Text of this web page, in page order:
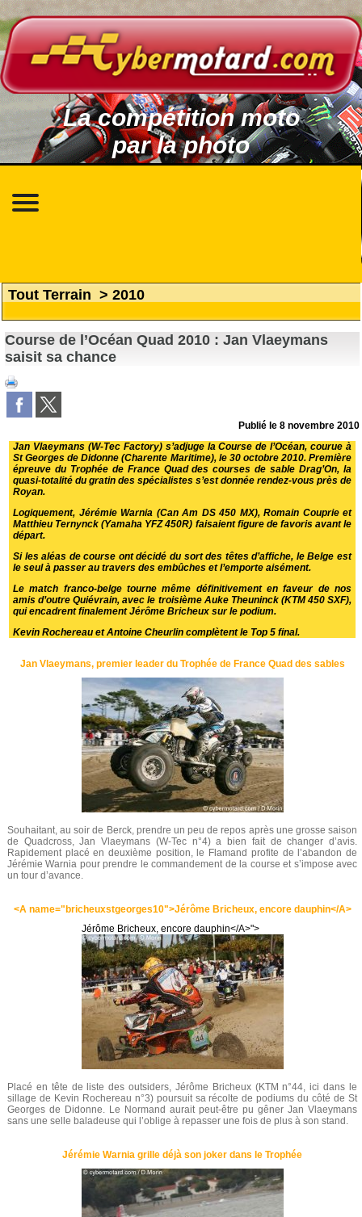
La compétition moto
par la photo
Tout Terrain > 2010
Course de l’Océan Quad 2010 : Jan Vlaeymans
saisit sa chance
Publié le8 novembre 2010
Jan Vlaeymans (W-Tec Factory) s’adjuge la Course de l’Océan, courue à
St Georges de Didonne (Charente Maritime), le 30 octobre 2010. Première
épreuve du Trophée de France Quad des courses de sable Drag’On, la
quasi-totalité du gratin des spécialistes s’est donnée rendez-vous près de
Royan.
Logiquement, Jérémie Warnia (Can Am DS 450 MX), Romain Couprie et
Matthieu Ternynck (Yamaha YFZ 450R) faisaient figure de favoris avant le
départ.
Si les aléas de course ont décidé du sort des têtes d’affiche, le Belge est
le seul à passer au travers des embûches et l’emporte aisément.
Le match franco-belge tourne même définitivement en faveur de nos
amis d’outre Quiévrain, avec le troisième Auke Theuninck (KTM 450 SXF),
qui encadrent finalement Jérôme Bricheux sur le podium.
Kevin Rochereau et Antoine Cheurlin complètent le Top 5 final.
Jan Vlaeymans, premier leader du Trophée de France Quad des sables
Souhaitant, au soir de Berck, prendre un peu de repos après une grosse saison
de Quadcross, Jan Vlaeymans (W-Tec n°4) a bien fait de changer d’avis.
Rapidement placé en deuxième position, le Flamand profite de l’abandon de
Jérémie Warnia pour prendre le commandement de la course et s’impose avec
un tour d’avance.
<A name="bricheuxstgeorges10">Jérôme Bricheux, encore dauphin</A>
Jérôme Bricheux, encore dauphin</A>">
Placé en tête de liste des outsiders, Jérôme Bricheux (KTM n°44, ici dans le
sillage de Kevin Rochereau n°3) poursuit sa récolte de podiums du côté de St
Georges de Didonne. Le Normand aurait peut-être pu gêner Jan Vlaeymans
sans une selle baladeuse qui l’oblige à repasser une fois de plus à son stand.
Jérémie Warnia grille déjà son joker dans le Trophée